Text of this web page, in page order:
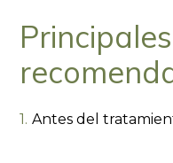
Principales
Antes del